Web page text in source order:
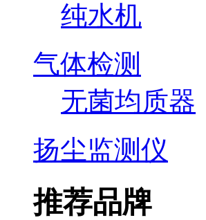
纯水机
气体检测
无菌均质器
扬尘监测仪
推荐品牌